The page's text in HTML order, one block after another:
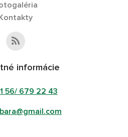
Kontakty
informácie
56/ 679 22 43